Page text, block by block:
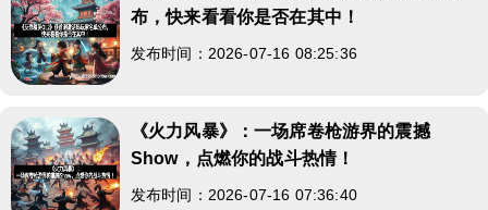
布，快来看看你是否在其中！
发布时间：2026-07-16 08:25:36
《火力风暴》：一场席卷枪游界的震撼
Show，点燃你的战斗热情！
发布时间：2026-07-16 07:36:40